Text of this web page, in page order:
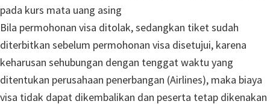
pada kurs mata uang asing
Bila permohonan visa ditolak, sedangkan tiket sudah
diterbitkan sebelum permohonan visa disetujui, karena
keharusan sehubungan dengan tenggat waktu yang
ditentukan perusahaan penerbangan (Airlines), maka biaya
visa tidak dapat dikembalikan dan peserta tetap dikenakan